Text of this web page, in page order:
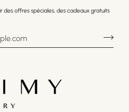
des offres spéciales, des cadeaux gratuits